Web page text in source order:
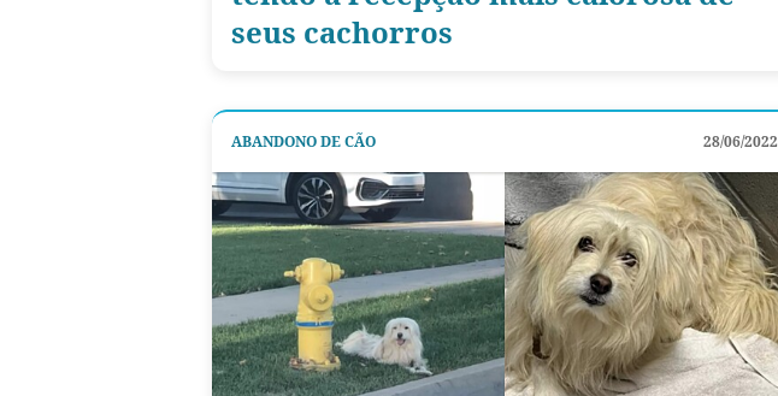
seus cachorros
ABANDONO DE CÃO 28/06/2022